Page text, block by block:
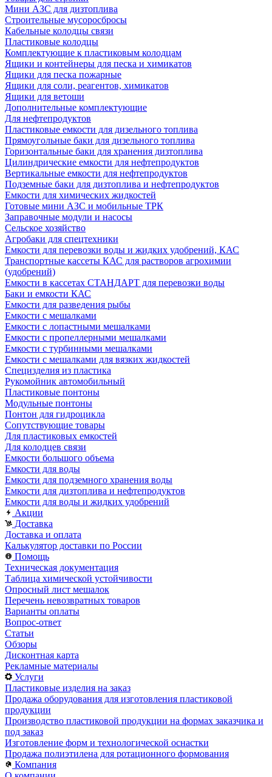
Мини АЗС для дизтоплива
Строительные мусоросбросы
Кабельные колодцы связи
Пластиковые колодцы
Комплектующие к пластиковым колодцам
Ящики и контейнеры для песка и химикатов
Ящики для песка пожарные
Ящики для соли, реагентов, химикатов
Ящики для ветоши
Дополнительные комплектующие
Для нефтепродуктов
Пластиковые емкости для дизельного топлива
Прямоугольные баки для дизельного топлива
Горизонтальные баки для хранения дизтоплива
Цилиндрические емкости для нефтепродуктов
Вертикальные емкости для нефтепродуктов
Подземные баки для дизтоплива и нефтепродуктов
Емкости для химических жидкостей
Готовые мини АЗС и мобильные ТРК
Заправочные модули и насосы
Сельское хозяйство
Агробаки для спецтехники
Емкости для перевозки воды и жидких удобрений, КАС
Транспортные кассеты КАС для растворов агрохимии
(удобрений)
Емкости в кассетах СТАНДАРТ для перевозки воды
Баки и емкости КАС
Емкости для разведения рыбы
Емкости с мешалками
Емкости с лопастными мешалками
Емкости с пропеллерными мешалками
Емкости с турбинными мешалками
Емкости с мешалками для вязких жидкостей
Специзделия из пластика
Рукомойник автомобильный
Пластиковые понтоны
Модульные понтоны
Понтон для гидроцикла
Сопутствующие товары
Для пластиковых емкостей
Для колодцев связи
Емкости большого объема
Емкости для воды
Емкости для подземного хранения воды
Емкости для дизтоплива и нефтепродуктов
Емкости для воды и жидких удобрений
Акции
Доставка
Доставка и оплата
Калькулятор доставки по России
Помощь
Техническая документация
Таблица химической устойчивости
Опросный лист мешалок
Перечень невозвратных товаров
Варианты оплаты
Вопрос-ответ
Статьи
Обзоры
Дисконтная карта
Рекламные материалы
Услуги
Пластиковые изделия на заказ
Продажа оборудования для изготовления пластиковой
продукции
Производство пластиковой продукции на формах заказчика и
под заказ
Изготовление форм и технологической оснастки
Продажа полиэтилена для ротационного формования
Компания